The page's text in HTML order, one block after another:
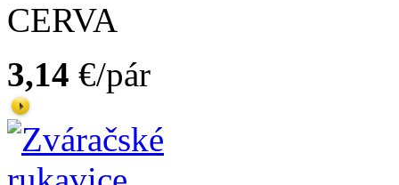
CERVA
3,14 €/pár